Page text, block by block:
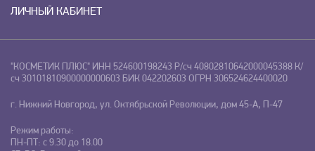
ЛИЧНЫЙ КАБИНЕТ
"КОСМЕТИК ПЛЮС" ИНН 524600198243 Р/сч 40802810642000045388 К/
сч 30101810900000000603 БИК 042202603 ОГРН 306524624400020
г. Нижний Новгород, ул. Октябрьской Революции, дом 45-А, П-47
Режим работы:
ПН-ПТ: с 9.30 до 18.00